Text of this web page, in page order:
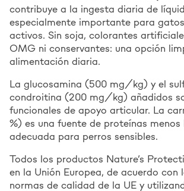
contribuye a la ingesta diaria de
especialmente importante para
activos. Sin soja, colorantes
OMG ni conservantes: una opción
alimentación diaria.
La glucosamina (500 mg/kg) y el
condroitina (200 mg/kg) añadidos
funcionales de apoyo articular. La
%) es una fuente de proteínas menos
adecuada para perros sensibles.
Todos los productos Nature’s
en la Unión Europea, de acuerdo con
normas de calidad de la UE y